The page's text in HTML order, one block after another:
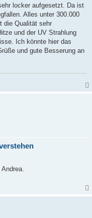
locker aufgesetzt. Da ist
Alles unter 300.000
die Qualität sehr
und der UV Strahlung
Ich könnte hier das
und gute Besserung an